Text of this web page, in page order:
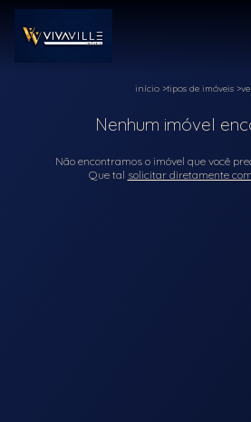
início >tipos de imóveis >
Nenhum imóvel
Não encontramos o imóvel que você
Que tal solicitar diretamente